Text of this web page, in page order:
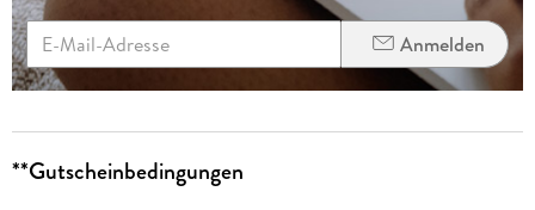
Anmelden
**Gutscheinbedingungen